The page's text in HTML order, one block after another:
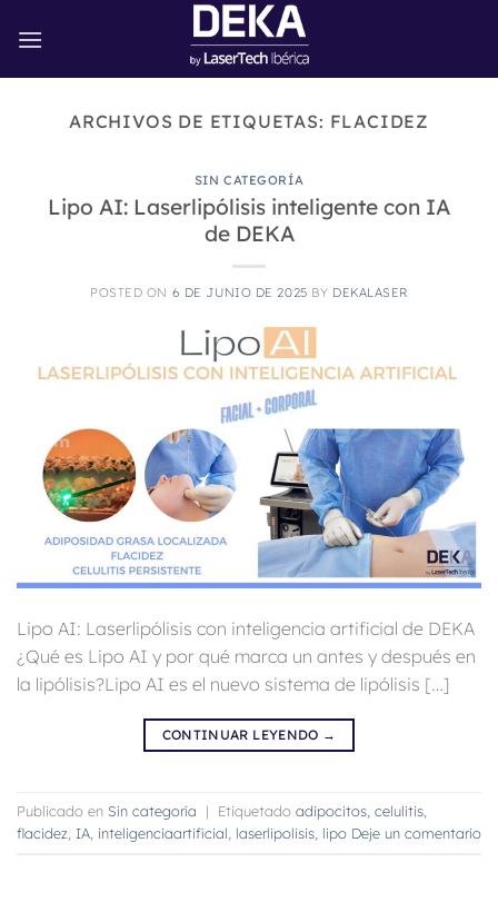
ARCHIVOS DE ETIQUETAS: FLACIDEZ
SIN CATEGORÍA
Lipo AI: Laserlipólisis inteligente con IA
de DEKA
POSTED ON 6 DE JUNIO DE 2025 BY DEKALASER
Lipo AI: Laserlipólisis con inteligencia artificial de DEKA
¿Qué es Lipo AI y por qué marca un antes y después en
la lipólisis?Lipo AI es el nuevo sistema de lipólisis […]
CONTINUAR LEYENDO →
Publicado en Sin categoría | Etiquetado adipocitos celulitis
flacidez IA inteligenciaartificial laserlipolisis lipo Deje un comentario